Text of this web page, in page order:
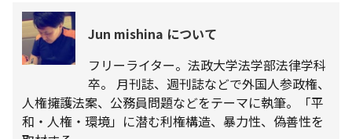
Jun mishina について
フリーライター。法政大学法学部法律学科
卒。 月刊誌、週刊誌などで外国人参政権、
人権擁護法案、公務員問題などをテーマに執筆。「平
和・人権・環境」に潜む利権構造、暴力性、偽善性を